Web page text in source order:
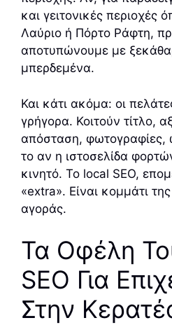
και γειτονικές
Λαύριο ή Πόρτο Ράφτη,
αποτυπώνουμε με
μπερδεμένα.
Και κάτι ακόμα: οι
γρήγορα. Κοιτούν τίτλο,
απόσταση, φωτογραφίες,
το αν η ιστοσελίδα
κινητό. Το local SEO,
«extra». Είναι κομμάτι της
αγοράς.
Τα Οφέλη
SEO Για
Στην